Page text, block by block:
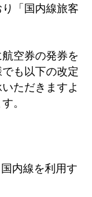
「国内線旅客
空券の発券を
も以下の改定
ただきますよ
。
内線を利用す